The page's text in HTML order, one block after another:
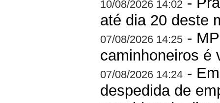
10/08/2026 14:02
até dia 20 deste
07/08/2026 14:25 -
caminhoneiros é
07/08/2026 14:24 -
despedida de